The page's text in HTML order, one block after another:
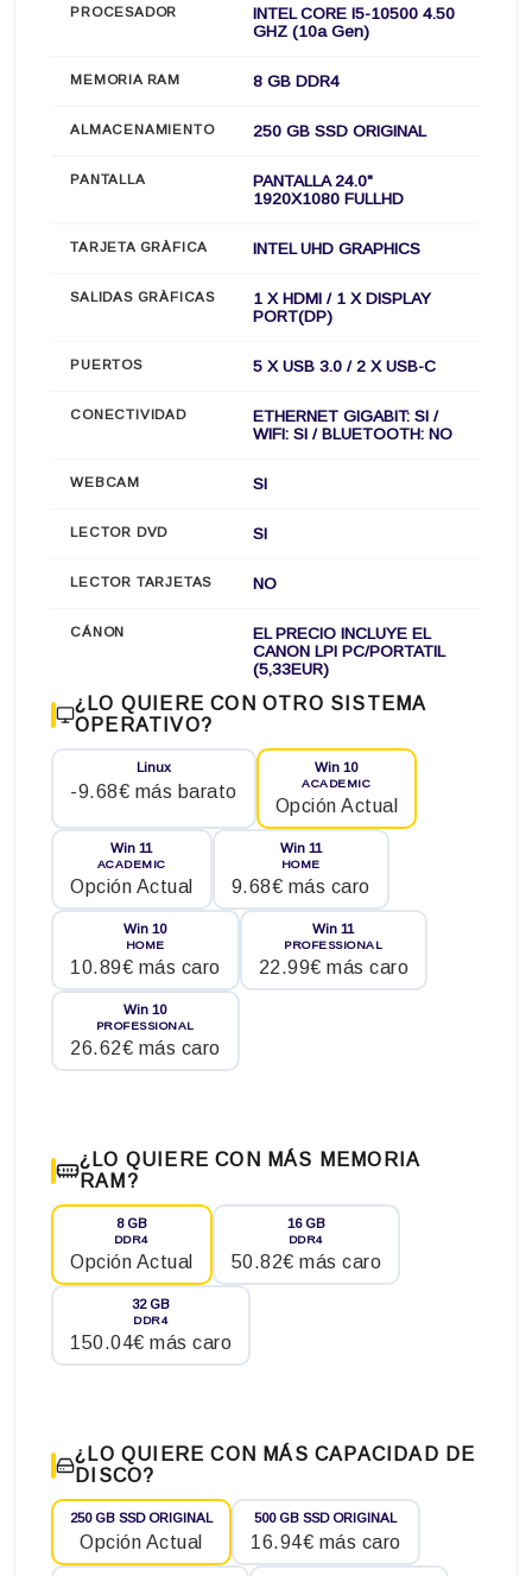
PROCESADOR
INTEL CORE I5-10500 4.50
GHZ (10a Gen)
MEMORIA RAM 8 GB DDR4
ALMACENAMIENTO 250 GB SSD ORIGINAL
PANTALLA
PANTALLA 24.0"
1920X1080 FULLHD
TARJETA GRÀFICA INTEL UHD GRAPHICS
SALIDAS GRÀFICAS
1 X HDMI / 1 X DISPLAY
PORT(DP)
PUERTOS 5 X USB 3.0 / 2 X USB-C
CONECTIVIDAD
ETHERNET GIGABIT: SI /
WIFI: SI / BLUETOOTH: NO
WEBCAM SI
LECTOR DVD SI
LECTOR TARJETAS NO
CÁNON
EL PRECIO INCLUYE EL
CANON LPI PC/PORTATIL
(5,33EUR)
¿LO QUIERE CON OTRO SISTEMA
OPERATIVO?
Linux
-9.68€ más barato
Win 10
ACADEMIC
Opción Actual
Win 11
ACADEMIC
Opción Actual
Win 11
HOME
9.68€ más caro
Win 10
HOME
10.89€ más caro
Win 11
PROFESSIONAL
22.99€ más caro
Win 10
PROFESSIONAL
26.62€ más caro
¿LO QUIERE CON MÁS MEMORIA
RAM?
8 GB
DDR4
Opción Actual
16 GB
DDR4
50.82€ más caro
32 GB
DDR4
150.04€ más caro
¿LO QUIERE CON MÁS CAPACIDAD DE
DISCO?
250 GB SSD ORIGINAL
Opción Actual
500 GB SSD ORIGINAL
16.94€ más caro